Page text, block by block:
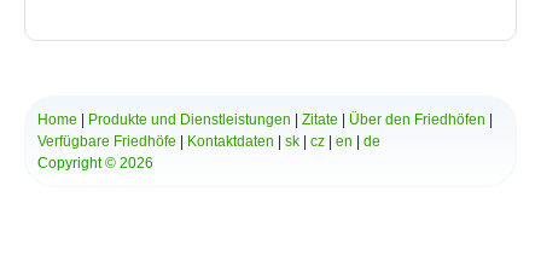
Home Produkte und Dienstleistungen Zitate Über den Friedhöfen
Verfügbare Friedhöfe
Kontaktdaten sk cz en
de
Copyright © 2026